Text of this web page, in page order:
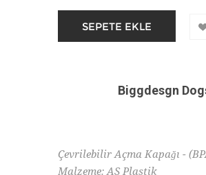
Biggdesgn
Çevrilebilir Açma Kapağı -
Malzeme: AS Plastik